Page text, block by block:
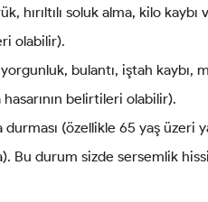
hırıltılı soluk alma, kilo
olabilir).
bulantı, iştah kaybı,
belirtileri olabilir).
durması (özellikle 65 yaş üzeri
Bu durum sizde sersemlik